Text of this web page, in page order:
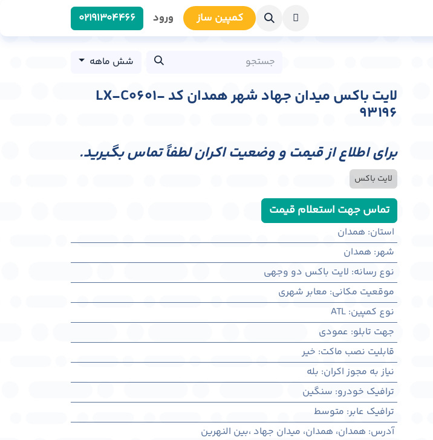
کمپین سا​​ز ورود 0219​1304466
شش ماهه
لایت باکس میدان جهاد شهر همدان کد LX-C0601-
93196
برای اطلاع از قیمت و وضعیت اکران لطفاً تماس بگیرید.
لایت باکس
تماس جهت استعلام قیمت
استان: همدان
شهر: همدان
نوع رسانه: لایت باکس دو وجهی
موقعیت مکانی: معابر شهری
نوع کمپین:
ATL
جهت تابلو: عمودی
قابلیت نصب ماکت: خیر
نیاز به مجوز اکران: بله
ترافیک خودرو: سنگین
ترافیک عابر: متوسط
آدرس: همدان، همدان، میدان جهاد ،بین النهرین